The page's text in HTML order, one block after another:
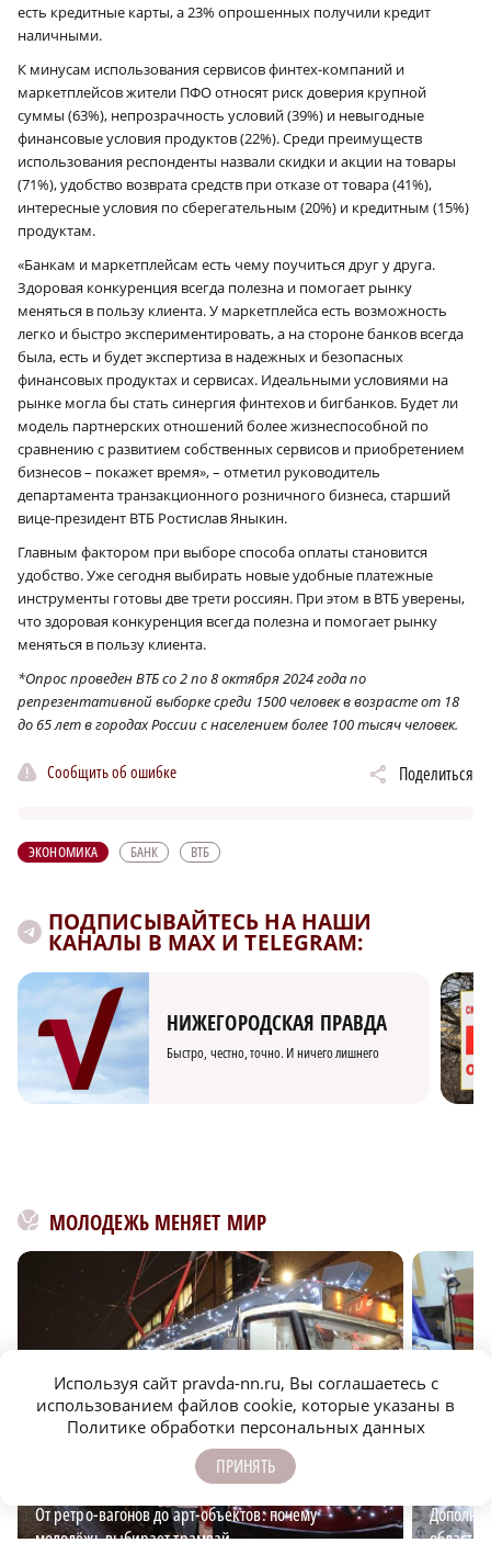
есть кредитные карты, а 23% опрошенных получили кредит
наличными.
К минусам использования сервисов финтех-компаний и
маркетплейсов жители ПФО относят риск доверия крупной
суммы (63%), непрозрачность условий (39%) и невыгодные
финансовые условия продуктов (22%). Среди преимуществ
использования респонденты назвали скидки и акции на товары
(71%), удобство возврата средств при отказе от товара (41%),
интересные условия по сберегательным (20%) и кредитным (15%)
продуктам.
«Банкам и маркетплейсам есть чему поучиться друг у друга.
Здоровая конкуренция всегда полезна и помогает рынку
меняться в пользу клиента. У маркетплейса есть возможность
легко и быстро экспериментировать, а на стороне банков всегда
была, есть и будет экспертиза в надежных и безопасных
финансовых продуктах и сервисах. Идеальными условиями на
рынке могла бы стать синергия финтехов и бигбанков. Будет ли
модель партнерских отношений более жизнеспособной по
сравнению с развитием собственных сервисов и приобретением
бизнесов – покажет время», – отметил руководитель
департамента транзакционного розничного бизнеса, старший
вице-президент ВТБ Ростислав Яныкин.
Главным фактором при выборе способа оплаты становится
удобство. Уже сегодня выбирать новые удобные платежные
инструменты готовы две трети россиян. При этом в ВТБ уверены,
что здоровая конкуренция всегда полезна и помогает рынку
меняться в пользу клиента.
*Опрос проведен ВТБ со 2 по 8 октября 2024 года по
репрезентативной выборке среди 1500 человек в возрасте от 18
до 65 лет в городах России с населением более 100 тысяч человек.
Сообщить об ошибке Поделиться
ЭКОНОМИКА БАНК ВТБ
ПОДПИСЫВАЙТЕСЬ НА НАШИ
КАНАЛЫ В MAX И TELEGRAM:
НИЖЕГОРОДСКАЯ ПРАВДА
Быстро, честно, точно. И ничего лишнего
МОЛОДЕЖЬ МЕНЯЕТ МИР
От ретро-вагонов до арт-объектов: почему
Используя сайт pravda-nn.ru, Вы соглашаетесь с
использованием файлов cookie, которые указаны в
Политике обработки персональных данных
ПРИНЯТЬ